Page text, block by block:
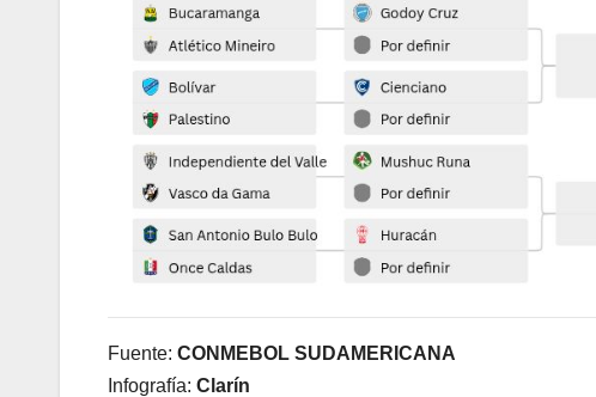
Fuente: CONMEBOL SUDAMERICANA
Infografía: Clarín